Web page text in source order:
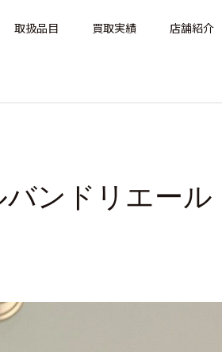
取扱品目 買取実績 店舗紹介
ンドリエール